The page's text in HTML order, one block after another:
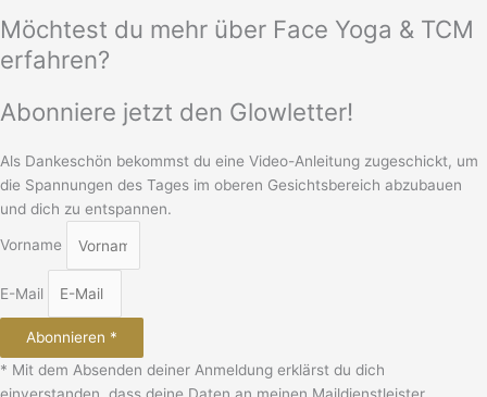
Möchtest du mehr über Face Yoga & TCM
erfahren?
Abonniere jetzt den Glowletter!
Als Dankeschön bekommst du eine Video-Anleitung zugeschickt, um
die Spannungen des Tages im oberen Gesichtsbereich abzubauen
und dich zu entspannen.
Vorname
E-Mail
Abonnieren *
* Mit dem Absenden deiner Anmeldung erklärst du dich